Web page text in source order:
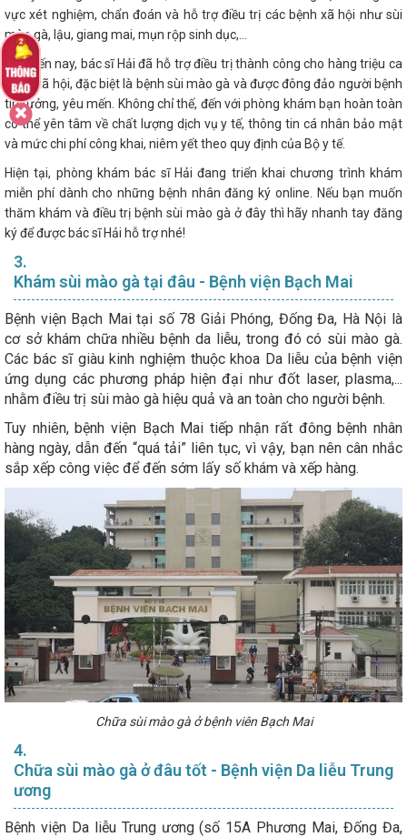
vực xét nghiệm, chẩn đoán và hỗ trợ điều trị các bệnh xã hội như sùi
mào gà, lậu, giang mai, mụn rộp sinh dục,…
Cho đến nay, bác sĩ Hải đã hỗ trợ điều trị thành công cho hàng triệu ca
bệnh xã hội, đặc biệt là bệnh sùi mào gà và được đông đảo người bệnh
tin tưởng, yêu mến. Không chỉ thế, đến với phòng khám bạn hoàn toàn
có thể yên tâm về chất lượng dịch vụ y tế, thông tin cá nhân bảo mật
và mức chi phí công khai, niêm yết theo quy định của Bộ y tế.
Hiện tại, phòng khám bác sĩ Hải đang triển khai chương trình khám
miễn phí dành cho những bệnh nhân đăng ký online. Nếu bạn muốn
thăm khám và điều trị bệnh sùi mào gà ở đây thì hãy nhanh tay đăng
ký để được bác sĩ Hải hỗ trợ nhé!
3.
Khám sùi mào gà tại đâu - Bệnh viện Bạch Mai
Bệnh viện Bạch Mai tại số 78 Giải Phóng, Đống Đa, Hà Nội là
cơ sở khám chữa nhiều bệnh da liễu, trong đó có sùi mào gà.
Các bác sĩ giàu kinh nghiệm thuộc khoa Da liễu của bệnh viện
ứng dụng các phương pháp hiện đại như đốt laser, plasma,...
nhằm điều trị sùi mào gà hiệu quả và an toàn cho người bệnh.
Tuy nhiên, bệnh viện Bạch Mai tiếp nhận rất đông bệnh nhân
hàng ngày, dẫn đến “quá tải” liên tục, vì vậy, bạn nên cân nhắc
sắp xếp công việc để đến sớm lấy số khám và xếp hàng.
Chữa sùi mào gà ở bệnh viên Bạch Mai
4.
Chữa sùi mào gà ở đâu tốt - Bệnh viện Da liễu Trung
ương
Bệnh viện Da liễu Trung ương (số 15A Phương Mai, Đống Đa,